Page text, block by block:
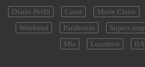
Diario Perfil Caras Marie Claire
Weekend
Parabrisas
Mía
Lunateen